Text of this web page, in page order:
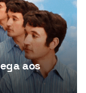
aos